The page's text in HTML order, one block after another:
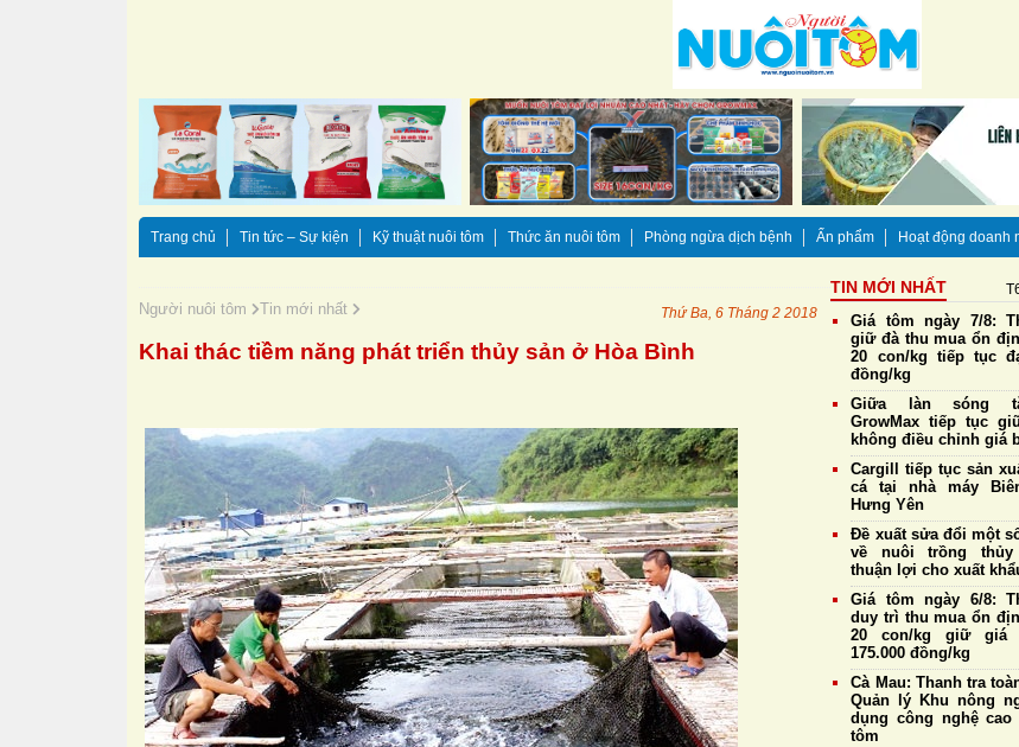
Trang chủ Tin tức – Sự kiện Kỹ thuật nuôi tôm Thức ăn nuôi tôm Phòng ngừa dịch bệnh Ấn phẩm Hoạt động doanh
Người nuôi tôm Tin mới nhất Thứ Ba, 6 Tháng 2 2018
Khai thác tiềm năng phát triển thủy sản ở Hòa Bình
TIN MỚI NHẤT
Giá tôm ngày 7/8:
giữ đà thu mua ổn
20 con/kg tiếp tục
đồng/kg
Giữa làn sóng
GrowMax tiếp tục
không điều chỉnh giá
Cargill tiếp tục sản
cá tại nhà máy
Hưng Yên
Đề xuất sửa đổi một
về nuôi trồng thủy
thuận lợi cho xuất
Giá tôm ngày 6/8:
duy trì thu mua ổn
20 con/kg giữ giá
175.000 đồng/kg
Cà Mau: Thanh tra
Quản lý Khu nông
dụng công nghệ cao
tôm